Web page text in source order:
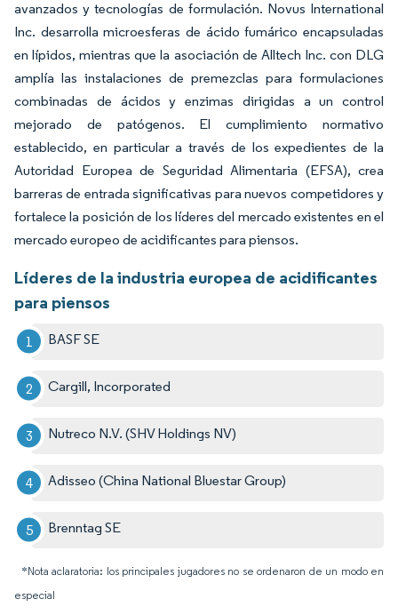
avanzados y tecnologías de formulación. Novus International
Inc. desarrolla microesferas de ácido fumárico encapsuladas
en lípidos, mientras que la asociación de Alltech Inc. con DLG
amplía las instalaciones de premezclas para formulaciones
combinadas de ácidos y enzimas dirigidas a un control
mejorado de patógenos. El cumplimiento normativo
establecido, en particular a través de los expedientes de la
Autoridad Europea de Seguridad Alimentaria (EFSA), crea
barreras de entrada significativas para nuevos competidores y
fortalece la posición de los líderes del mercado existentes en el
mercado europeo de acidificantes para piensos.
Líderes de la industria europea de acidificantes
para piensos
BASF SE
Cargill, Incorporated
Nutreco N.V. (SHV Holdings NV)
Adisseo (China National Bluestar Group)
Brenntag SE
*Nota aclaratoria: los principales jugadores no se ordenaron de un modo en
especial